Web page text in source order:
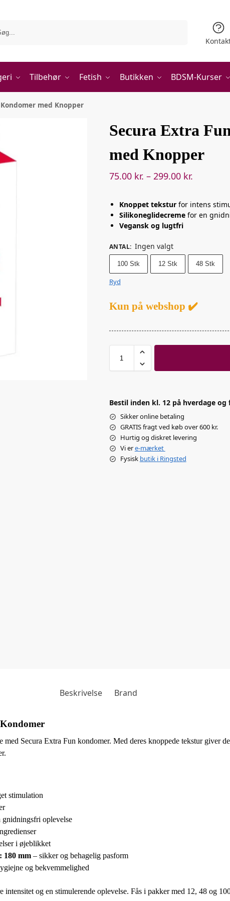
Tilbehør Fetish Butikken BDSM-Kurser
med Knopper
Secura Extra
med Knopper
75.00 kr. – 299.00 kr.
Knoppet teksturfor intens
Silikoneglidecremefor en
Vegansk og lugtfri
ANTAL: Ingen valgt
100 Stk 12 Stk 48 Stk
Ryd
Kun på webshop ✔️
Bestil inden kl. 12 på hverdage
Sikker online betaling
GRATIS fragt ved køb over 600 kr.
Hurtig og diskret levering
Vi ere-mærket
Fysisk butik i Ringsted
Beskrivelse Brand
Secura Extra Fun kondomer. Med deres knoppede tekstur giver
stimulation
oplevelse
i øjeblikket
180 mm– sikker og behagelig pasform
og bekvemmelighed
intensitet og en stimulerende oplevelse. Fås i pakker med 12, 48 og